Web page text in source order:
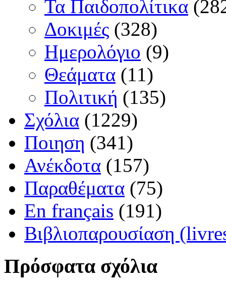
Τα Παιδοπολίτικα
Δοκιμές (328)
Ημερολόγιο (9)
Θεάματα (11)
Πολιτική (135)
Σχόλια (1229)
Ποιηση (341)
Ανέκδοτα (157)
Παραθέματα (75)
En français (191)
Βιβλιοπαρουσίαση
Πρόσφατα σχόλια